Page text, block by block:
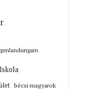
bécsi magyarok